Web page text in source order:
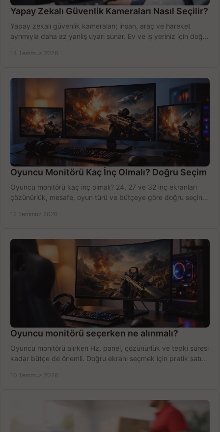
Yapay Zekalı Güvenlik Kameraları Nasıl Seçilir?
Yapay zekalı güvenlik kameraları; insan, araç ve hareket
ayrımıyla daha az yanlış uyarı sunar. Ev ve iş yeriniz için doğru
14 Temmuz 2026
Oyuncu Monitörü Kaç İnç Olmalı? Doğru Seçim
Oyuncu monitörü kaç inç olmalı? 24, 27 ve 32 inç ekranları
çözünürlük, mesafe, oyun türü ve bütçeye göre doğru seçin,
12 Temmuz 2026
Oyuncu monitörü seçerken ne alınmalı?
Oyuncu monitörü alırken Hz, panel, çözünürlük ve tepki süresi
kadar bütçe de önemli. Doğru ekranı seçmek için pratik satın
10 Temmuz 2026